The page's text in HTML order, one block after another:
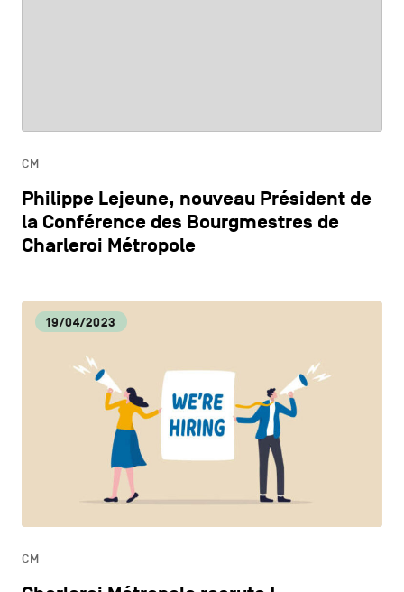
CM
Philippe Lejeune, nouveau Président de
la Conférence des Bourgmestres de
Charleroi Métropole
19/04/2023
CM